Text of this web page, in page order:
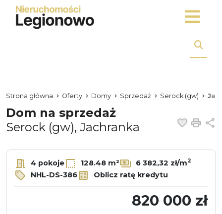
Strona główna Oferty Domy Sprzedaż Serock (gw)
Dom na sprzedaż
Serock (gw), Jachranka
Dodaj
4 pokoje 128.48 m² 6 382,32 zł/m2
NHL-DS-386 Oblicz ratę kredytu
820 000 zł